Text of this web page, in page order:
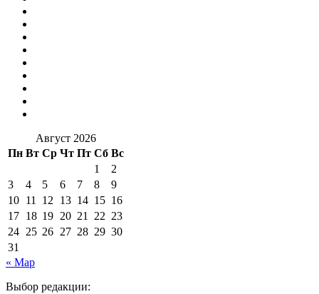
Август 2026
Пн Вт Ср Чт Пт Сб Вс
1
2
3
4 5 6 7 8
9
10 11 12 13 14 15 16
17 18 19 20 21 22 23
24 25 26 27 28 29 30
31
« Мар
Выбор редакции: